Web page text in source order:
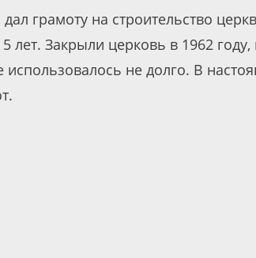
грамоту на строительство
лет. Закрыли церковь в 1962
использовалось не долго. В